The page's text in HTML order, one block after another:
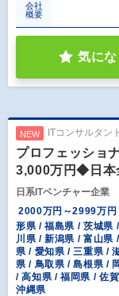
会社
概要
気にな
NEW ITコンサルタント
プロフェッショ
3,000万円◆日本
日系ITベンチャー企業
2000万円～2999万円
形県 / 福島県 / 茨城県
川県 / 新潟県 / 富山県
県 / 愛知県 / 三重県 /
県 / 鳥取県 / 島根県 /
/ 高知県 / 福岡県 / 佐
沖縄県